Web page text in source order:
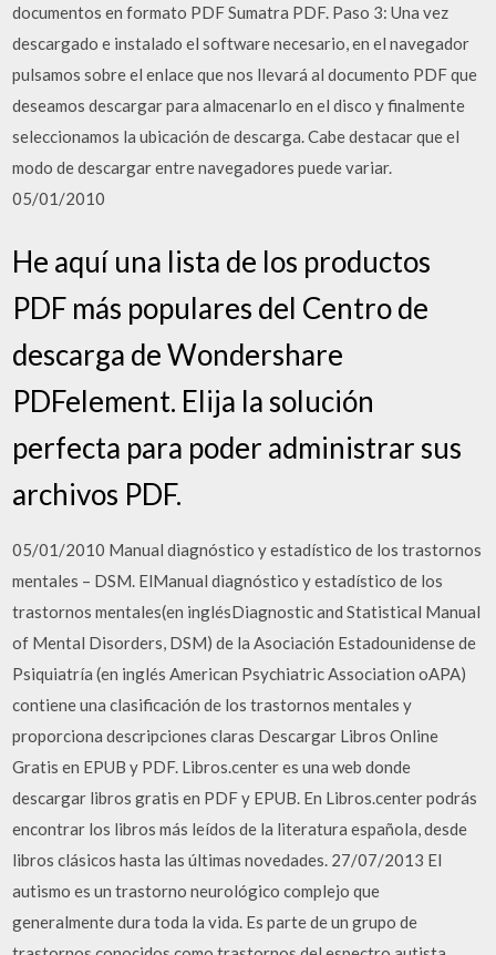
documentos en formato PDF Sumatra PDF. Paso 3: Una vez
descargado e instalado el software necesario, en el navegador
pulsamos sobre el enlace que nos llevará al documento PDF que
deseamos descargar para almacenarlo en el disco y finalmente
seleccionamos la ubicación de descarga. Cabe destacar que el
modo de descargar entre navegadores puede variar.
05/01/2010
He aquí una lista de los productos
PDF más populares del Centro de
descarga de Wondershare
PDFelement. Elija la solución
perfecta para poder administrar sus
archivos PDF.
05/01/2010 Manual diagnóstico y estadístico de los trastornos
mentales – DSM. ElManual diagnóstico y estadístico de los
trastornos mentales(en inglésDiagnostic and Statistical Manual
of Mental Disorders, DSM) de la Asociación Estadounidense de
Psiquiatría (en inglés American Psychiatric Association oAPA)
contiene una clasificación de los trastornos mentales y
proporciona descripciones claras Descargar Libros Online
Gratis en EPUB y PDF. Libros.center es una web donde
descargar libros gratis en PDF y EPUB. En Libros.center podrás
encontrar los libros más leídos de la literatura española, desde
libros clásicos hasta las últimas novedades. 27/07/2013 El
autismo es un trastorno neurológico complejo que
generalmente dura toda la vida. Es parte de un grupo de